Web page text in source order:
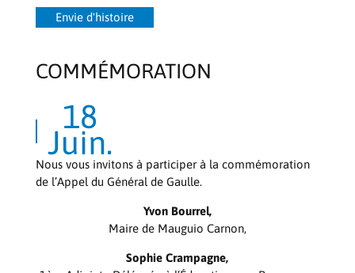
Envie d'histoire
COMMÉMORATION
18
Juin.
Nous vous invitons à participer à la commémoration
de l’Appel du Général de Gaulle.
Yvon Bourrel,
Maire de Mauguio Carnon,
Sophie Crampagne,